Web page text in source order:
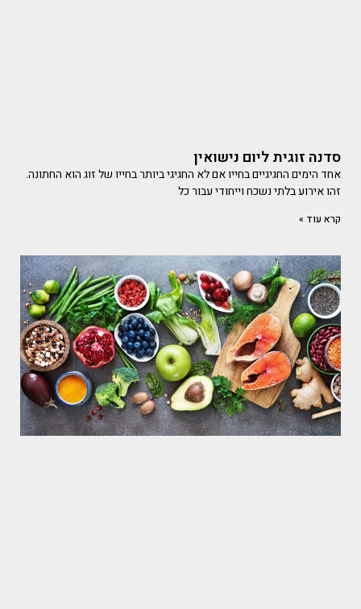
סדנה זוגית ליום נישואין
אחד הימים החגיגיים בחייו אם לא החגיגי ביותר בחייו של זוג הוא החתונה.
זהו אירוע בלתי נשכח וייחודי עבור כל
קרא עוד »